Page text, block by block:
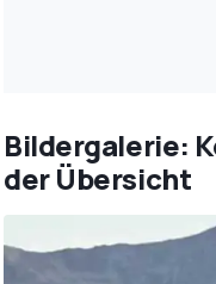
Bildergalerie:
der Übersicht